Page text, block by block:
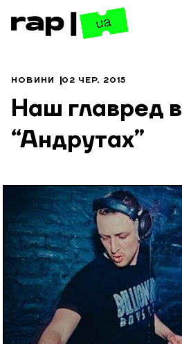
НОВИНИ 02 ЧЕР, 2015
Наш главред в
“Андрутах”